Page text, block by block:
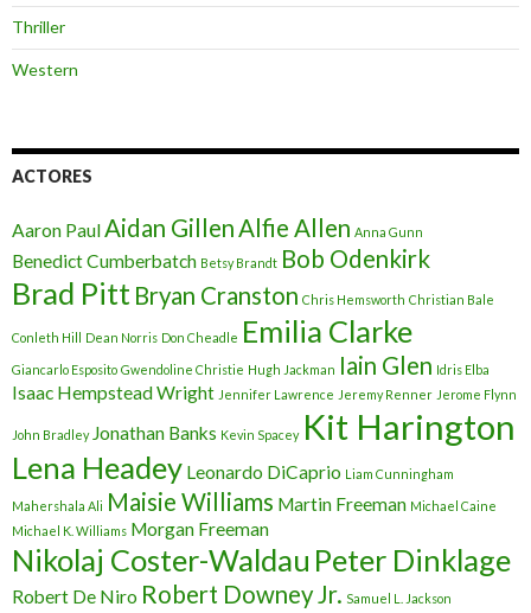
Thriller
Western
ACTORES
Aaron PaulAidan GillenAlfie Allen Anna Gunn
Benedict Cumberbatch Betsy Brandt Bob Odenkirk
Brad Pitt Bryan Cranston Chris Hemsworth Christian Bale
Conleth Hill Dean Norris Don Cheadle Emilia Clarke
Giancarlo Esposito Gwendoline Christie Hugh Jackman Iain Glen Idris Elba
Isaac Hempstead Wright Jennifer Lawrence Jeremy Renner Jerome Flynn
John Bradley Jonathan Banks Kevin Spacey Kit Harington
Lena Headey Leonardo DiCaprio Liam Cunningham
Mahershala Ali Maisie Williams Martin Freeman Michael Caine
Michael K. Williams Morgan Freeman
Nikolaj Coster-Waldau Peter Dinklage
Robert De Niro Robert Downey Jr. Samuel L. Jackson